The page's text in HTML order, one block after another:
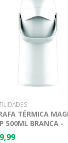
TÉRMICA
500ML BRANCA -